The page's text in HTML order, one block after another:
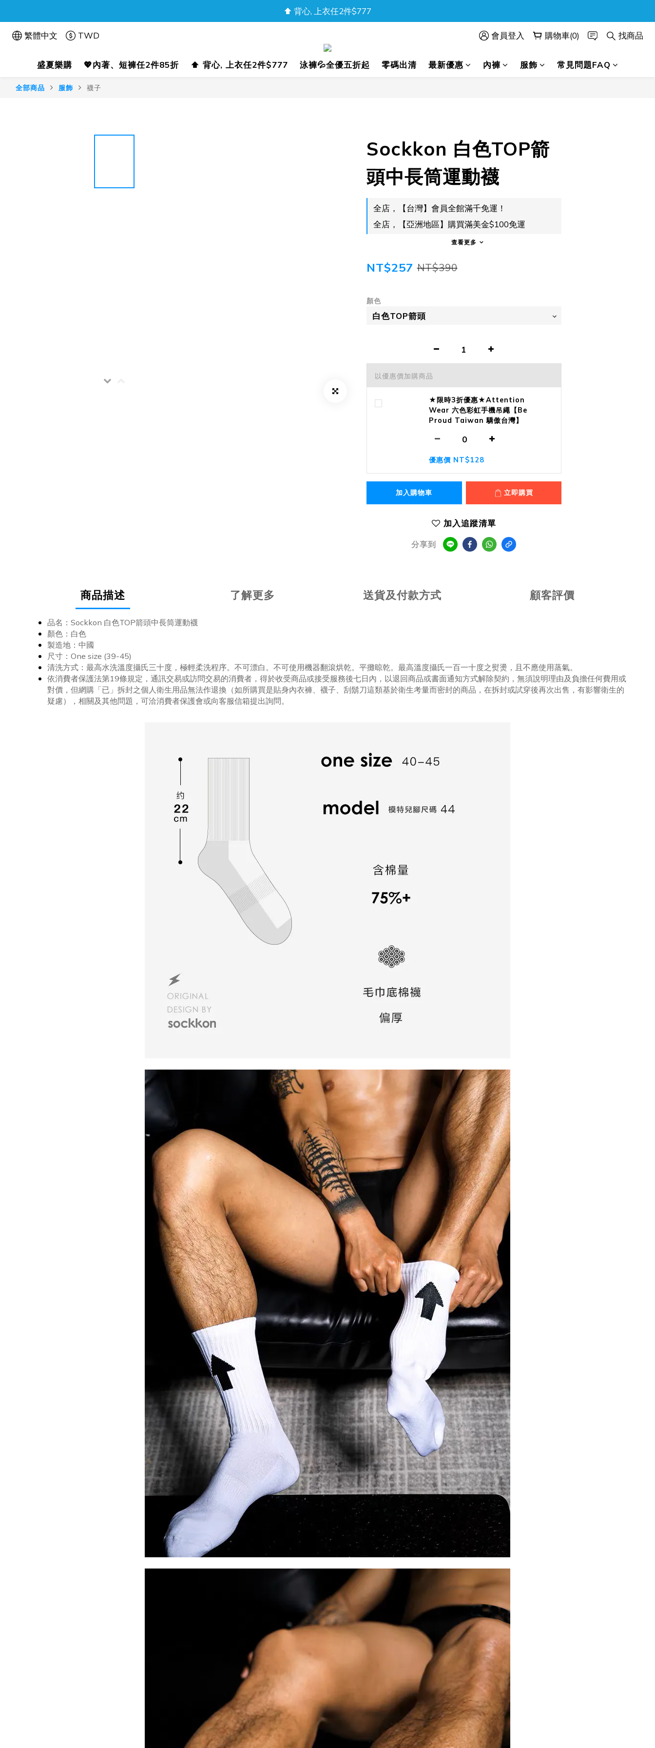
盛夏樂購｜任2件85折
盛夏樂購｜任2件85折
繁體中文 TWD 會員登入 購物車(0) 找商品
盛夏樂購 💖內著、短褲任2件85折 ⬆️ 背心, 上衣任2件$777 泳褲💦全優五折起 零碼出清 最新優惠 內褲 服飾 常見問題FAQ
全部商品 服飾 襪子
Sockkon 白色TOP箭
頭中長筒運動襪
全店，【台灣】會員全館滿千免運！
全店，【亞洲地區】購買滿美金$100免運
查看更多
NT$257 NT$390
顏色
以優惠價加購商品
★限時3折優惠★Attention
Wear 六色彩虹手機吊繩【Be
Proud Taiwan 驕傲台灣】
優惠價 NT$128
加入購物車 立即購買
加入追蹤清單
分享到
商品描述 了解更多 送貨及付款方式 顧客評價
品名：Sockkon 白色TOP箭頭中長筒運動襪
顏色：白色
製造地：中國
尺寸：One size (39-45)
清洗方式：最高水洗溫度攝氏三十度，極輕柔洗程序。不可漂白。不可使用機器翻滾烘乾。平攤晾乾。最高溫度攝氏一百一十度之熨燙，且不應使用蒸氣。
依消費者保護法第19條規定，通訊交易或訪問交易的消費者，得於收受商品或接受服務後七日內，以退回商品或書面通知方式解除契約，無須說明理由及負擔任何費用或
對價，但網購「已」拆封之個人衛生用品無法作退換（如所購買是貼身內衣褲、襪子、刮鬍刀這類基於衛生考量而密封的商品，在拆封或試穿後再次出售，有影響衛生的
疑慮），相關及其他問題，可洽消費者保護會或向客服信箱提出詢問。